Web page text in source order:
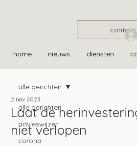
contact
home nieuws diensten
alle berichten
advieswijzer
corona
alle berichten
Laat de
niet verlopen
2 nov 2023